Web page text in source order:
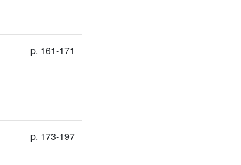
p. 161-171
p. 173-197